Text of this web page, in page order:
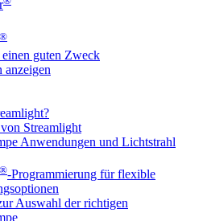
®
guten Zweck
anzeigen
Streamlight
Anwendungen und Lichtstrahl
®-Programmierung für flexible
Auswahl der richtigen